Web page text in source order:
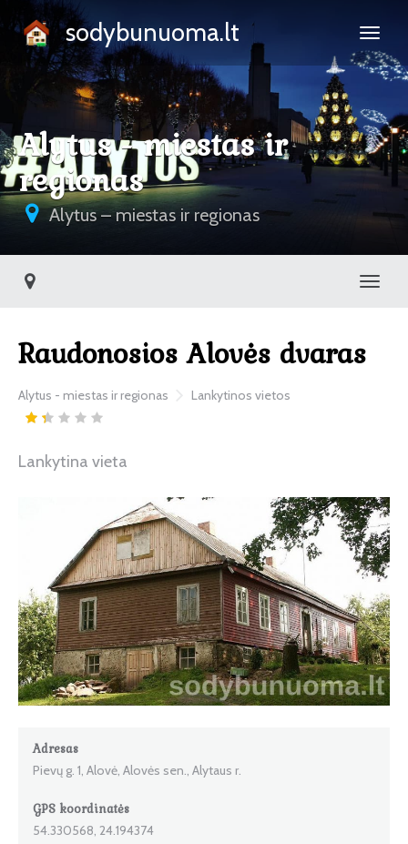
sodybunuoma.lt
Alytus - miestas ir
regionas
Alytus – miestas ir regionas
Raudonosios Alovės dvaras
Alytus - miestas ir regionas Lankytinos vietos
Lankytina vieta
Adresas
Pievų g. 1, Alovė, Alovės sen., Alytaus r.
GPS koordinatės
54.330568, 24.194374